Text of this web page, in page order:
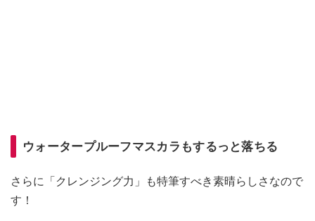
ウォータープルーフマスカラもするっと落ちる
さらに「クレンジング力」も特筆すべき素晴らしさなので
す！